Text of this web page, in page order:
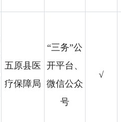
五原县医
疗保障局
“三务”公
开平台、
微信公众
号
√